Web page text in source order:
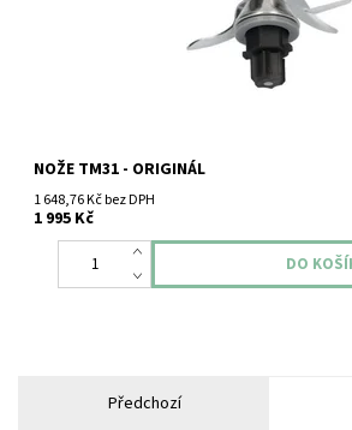
NOŽE TM31 - ORIGINÁL
1 648,76 Kč bez DPH
1 995 Kč
Předchozí